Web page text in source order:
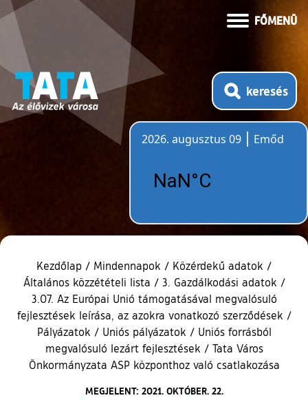
FŐMENÜ
keresés
2026. augusztus 09
Emőd
Kezdőlap / Mindennapok / Közérdekű adatok /
Általános közzétételi lista / 3. Gazdálkodási adatok /
3.07. Az Európai Unió támogatásával megvalósuló
fejlesztések leírása, az azokra vonatkozó szerződések /
Pályázatok / Uniós pályázatok / Uniós forrásból
megvalósuló lezárt fejlesztések / Tata Város
Önkormányzata ASP központhoz való csatlakozása
MEGJELENT: 2021. OKTÓBER. 22.